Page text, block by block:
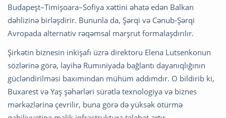
Budapeşt–Timişoara–Sofiya xəttini əhatə edən Balkan
dəhlizinə birləşdirir. Bununla da, Şərqi və Cənub-Şərqi
Avropada alternativ rəqəmsal marşrut formalaşdırılır.
Şirkətin biznesin inkişafı üzrə direktoru Elena Lutsenkonun
sözlərinə görə, layihə Rumıniyada bağlantı dayanıqlığının
gücləndirilməsi baxımından mühüm addımdır. O bildirib ki,
Buxarest və Yaş şəhərləri sürətlə texnologiya və biznes
mərkəzlərinə çevrilir, buna görə də yüksək ötürmə